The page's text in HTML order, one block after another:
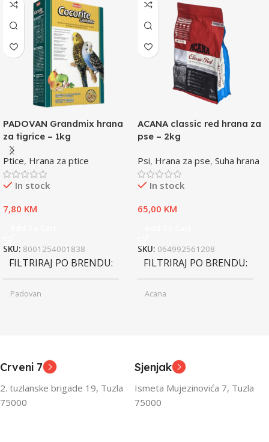
PADOVAN Grandmix hrana
za tigrice – 1kg
Ptice, Hrana za ptice
In stock
7,80 KM
SKU: 8001254001838
FILTRIRAJ PO BRENDU
Padovan
FILTRIRAJ PO TEŽINI
ACANA classic red hrana za
pse – 2kg
Psi, Hrana za pse, Suha hrana
In stock
65,00 KM
SKU: 064992561208
FILTRIRAJ PO BRENDU
Acana
FILTRIRAJ PO TEŽINI
Crveni 7
2. tuzlanske brigade 19, Tuzla
75000
Sjenjak
Ismeta Mujezinovića 7, Tuzla
75000